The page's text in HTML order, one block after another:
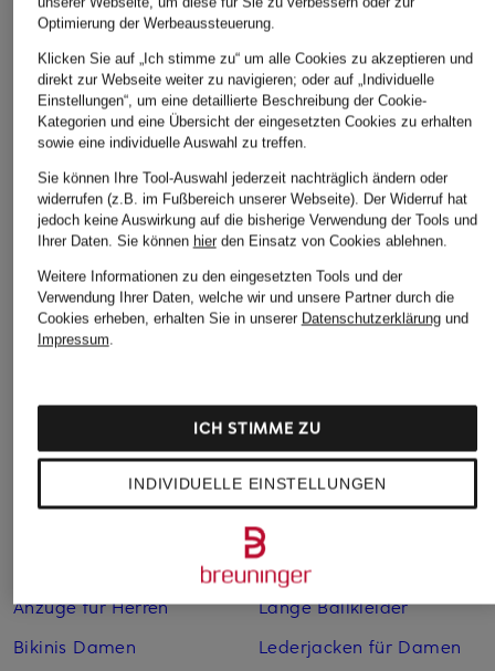
+Aktionsrabatt
Troyer FAABES
61,99 €
Bestpreis:
52,69 €
Ursprünglich:89,90 €
+Aktionsrabatt
Pullover
64,99 €
Bestpreis:
Ursprünglich:129,95 €
+Aktionsrabatt
Rollkragenpullover
aus Merinowolle
Bestpreis:50,99 €
Ursprünglich:
79,99 €
Weitere Kategorien
Anzüge für Herren
Bikinis Damen
Kleider
Lange Ballkleider
Lederjacken für Damen
Optimierung der Werbeaussteuerung.
Klicken Sie auf „Ich stimme zu“ um alle Cookies zu akzeptieren und
direkt zur Webseite weiter zu navigieren; oder auf „Individuelle
Einstellungen“, um eine detaillierte Beschreibung der Cookie-
Kategorien und eine Übersicht der eingesetzten Cookies zu erhalten
sowie eine individuelle Auswahl zu treffen.
Sie können Ihre Tool-Auswahl jederzeit nachträglich ändern oder
widerrufen (z.B. im Fußbereich unserer Webseite). Der Widerruf hat
jedoch keine Auswirkung auf die bisherige Verwendung der Tools und
Ihrer Daten. Sie können hierden Einsatz von Cookies ablehnen.
Weitere Informationen zu den eingesetzten Tools und der
Verwendung Ihrer Daten, welche wir und unsere Partner durch die
Cookies erheben, erhalten Sie in unserer Datenschutzerklärungund
Impressum.
INDIVIDUELLE EINSTELLUNGEN
ICH STIMME ZU